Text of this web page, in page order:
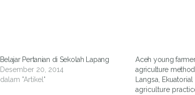
Belajar Pertanian di Sekolah Lapang
Desember 20, 2014
dalam "Artikel"
Aceh young
agriculture method
Langsa,
agriculture